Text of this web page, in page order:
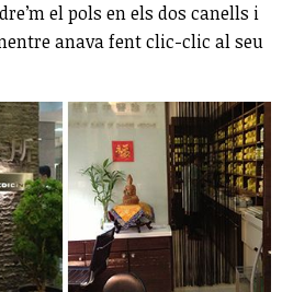
el pols en els dos canells i
anava fent clic-clic al seu